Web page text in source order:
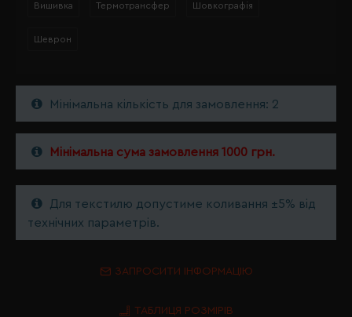
Вишивка Термотрансфер Шовкографія
Шеврон
Мінімальна кількість для замовлення: 2
Мінімальна сума замовлення 1000 грн.
Для текстилю допустиме коливання ±5% від
технічних параметрів.
ЗАПРОСИТИ ІНФОРМАЦІЮ
ТАБЛИЦЯ РОЗМІРІВ